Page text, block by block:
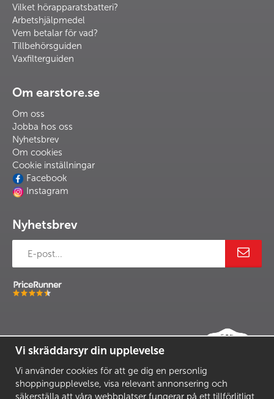
Vilket hörapparatsbatteri?
Arbetshjälpmedel
Vem betalar för vad?
Tillbehörsguiden
Vaxfilterguiden
Om earstore.se
Om oss
Jobba hos oss
Nyhetsbrev
Om cookies
Cookie inställningar
Facebook
Instagram
Nyhetsbrev
Vi skräddarsyr din upplevelse
Vi använder cookies för att ge dig en personlig
shoppingupplevelse, visa relevant annonsering och
säkerställa att våra webbplatser fungerar på ett tillförlitligt